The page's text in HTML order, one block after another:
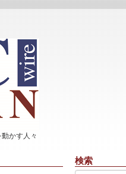
かす人々
検索